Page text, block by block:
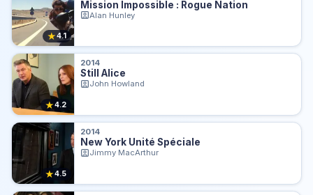
★4.1
Mission Impossible : Rogue Nation
Alan Hunley
★4.2
2014
Still Alice
John Howland
★4.5
2014
New York Unité Spéciale
Jimmy MacArthur